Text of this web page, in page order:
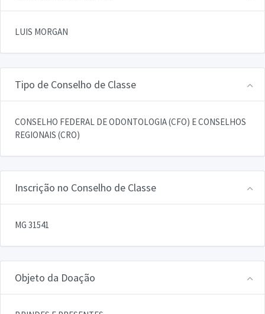
LUIS MORGAN
Tipo de Conselho de Classe
CONSELHO FEDERAL DE ODONTOLOGIA (CFO) E CONSELHOS
REGIONAIS (CRO)
Inscrição no Conselho de Classe
MG 31541
Objeto da Doação